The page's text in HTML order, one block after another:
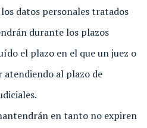
datos personales tratados
durante los plazos
el plazo en el que un juez o
al plazo de
en tanto no expiren